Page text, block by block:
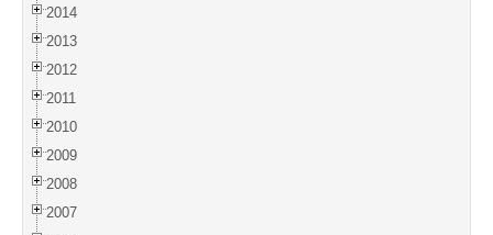
2014
2013
2012
2011
2010
2009
2008
2007